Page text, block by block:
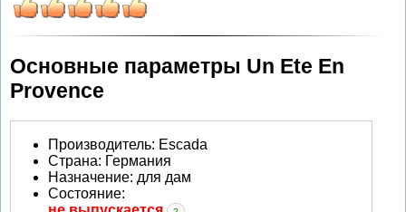
Основные параметры Un Ete En
Provence
Производитель: Escada
Страна: Германия
Назначение: для дам
Состояние: